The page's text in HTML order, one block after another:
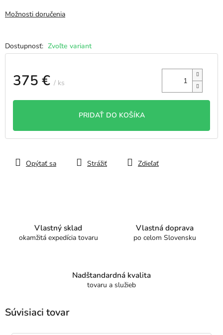
Zvoľte variant
Možnosti doručenia
375 € / ks
PRIDAŤ DO KOŠÍKA
Opýtať sa Strážiť Zdieľať
Vlastný sklad
okamžitá expedícia tovaru
Vlastná doprava
po celom Slovensku
Nadštandardná kvalita
tovaru a služieb
Súvisiaci tovar